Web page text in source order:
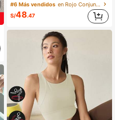
#6 Más vendidos
en Rojo Conjuntos deportivos para mujer
S/48.47